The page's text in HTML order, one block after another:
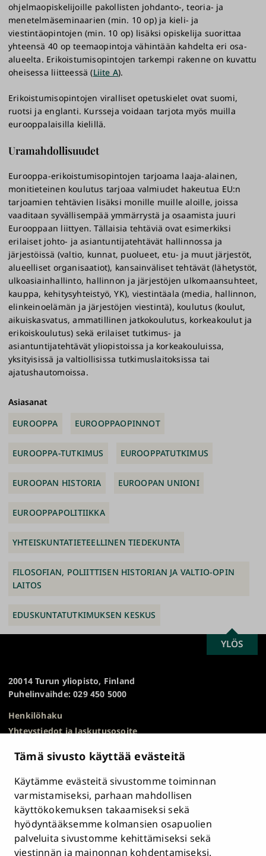
Tämä sivusto käyttää evästeitä
Käytämme evästeitä sivustomme toiminnan
varmistamiseksi, parhaan mahdollisen
käyttökokemuksen takaamiseksi sekä
hyödyntääksemme kolmansien osapuolien
palveluita sivustomme kehittämiseksi sekä
viestinnän ja mainonnan kohdentamiseksi.
ohjelmaopiskelijoille pakollisten johdanto-, teoria- ja
menetelmäseminaarien (min. 10 op) ja kieli- ja
viestintäopintojen (min. 10 op) lisäksi opiskelija suorittaa
yhteensä 40 op teemaopintoja vähintään kahdelta eri osa-
alueelta. Erikoistumisopintojen tarkempi rakenne on kuvattu
oheisessa liitteessä (Liite A).
Erikoistumisopintojen viralliset opetuskielet ovat suomi,
ruotsi ja englanti. Kursseja voidaan tarjota myös muilla
eurooppalaisilla kielillä.
Uramahdollisuudet
Eurooppa-erikoistumisopintojen tarjoama laaja-alainen,
monitieteinen koulutus tarjoaa valmiudet hakeutua EU:n
tarjoamien tehtävien lisäksi monille muille aloille, joissa
vaaditaan syvällisempää ymmärrystä ja osaamista juuri
Eurooppaan liittyen. Tällaisia tehtäviä ovat esimerkiksi
erilaiset johto- ja asiantuntijatehtävät hallinnossa ja
järjestöissä (valtio, kunnat, puolueet, etu- ja muut järjestöt,
alueelliset organisaatiot), kansainväliset tehtävät (lähetystöt,
ulkoasiainhallinto, hallinnon ja järjestöjen ulkomaansuhteet,
kauppa, kehitysyhteistyö, YK), viestintäala (media, hallinnon,
elinkeinoelämän ja järjestöjen viestintä), koulutus (koulut,
aikuiskasvatus, ammatillinen jatkokoulutus, korkeakoulut ja
erikoiskoulutus) sekä erilaiset tutkimus- ja
asiantuntijatehtävät yliopistoissa ja korkeakouluissa,
yksityisissä ja valtiollisissa tutkimuslaitoksissa tai
ajatushautomoissa.
Asiasanat
EUROOPPA
EUROOPPAOPINNOT
EUROOPPA-TUTKIMUS EUROOPPATUTKIMUS
EUROOPAN HISTORIA EUROOPAN UNIONI
EUROOPPAPOLITIIKKA
YHTEISKUNTATIETEELLINEN TIEDEKUNTA
FILOSOFIAN, POLIITTISEN HISTORIAN JA VALTIO-OPIN
LAITOS
EDUSKUNTATUTKIMUKSEN KESKUS
20014 Turun yliopisto, Finland
Puhelinvaihde: 029 450 5000
Henkilöhaku
Yhteystiedot ja laskutusosoite
HR Excellence in Research
Tietosuojailmoitus
Asiakirjajulkisuuskuvaus ja tietopyynnöt
Väärinkäytösepäilyt
Saavutettavuusseloste
Palaute
SCROLL
TO
YLÖS